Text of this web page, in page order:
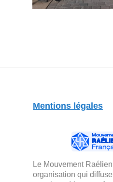
Mentions légales
Le Mouvement
organisation qui